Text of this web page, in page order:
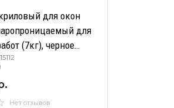
для окон
для
(7кг), черное
Нет отзывов